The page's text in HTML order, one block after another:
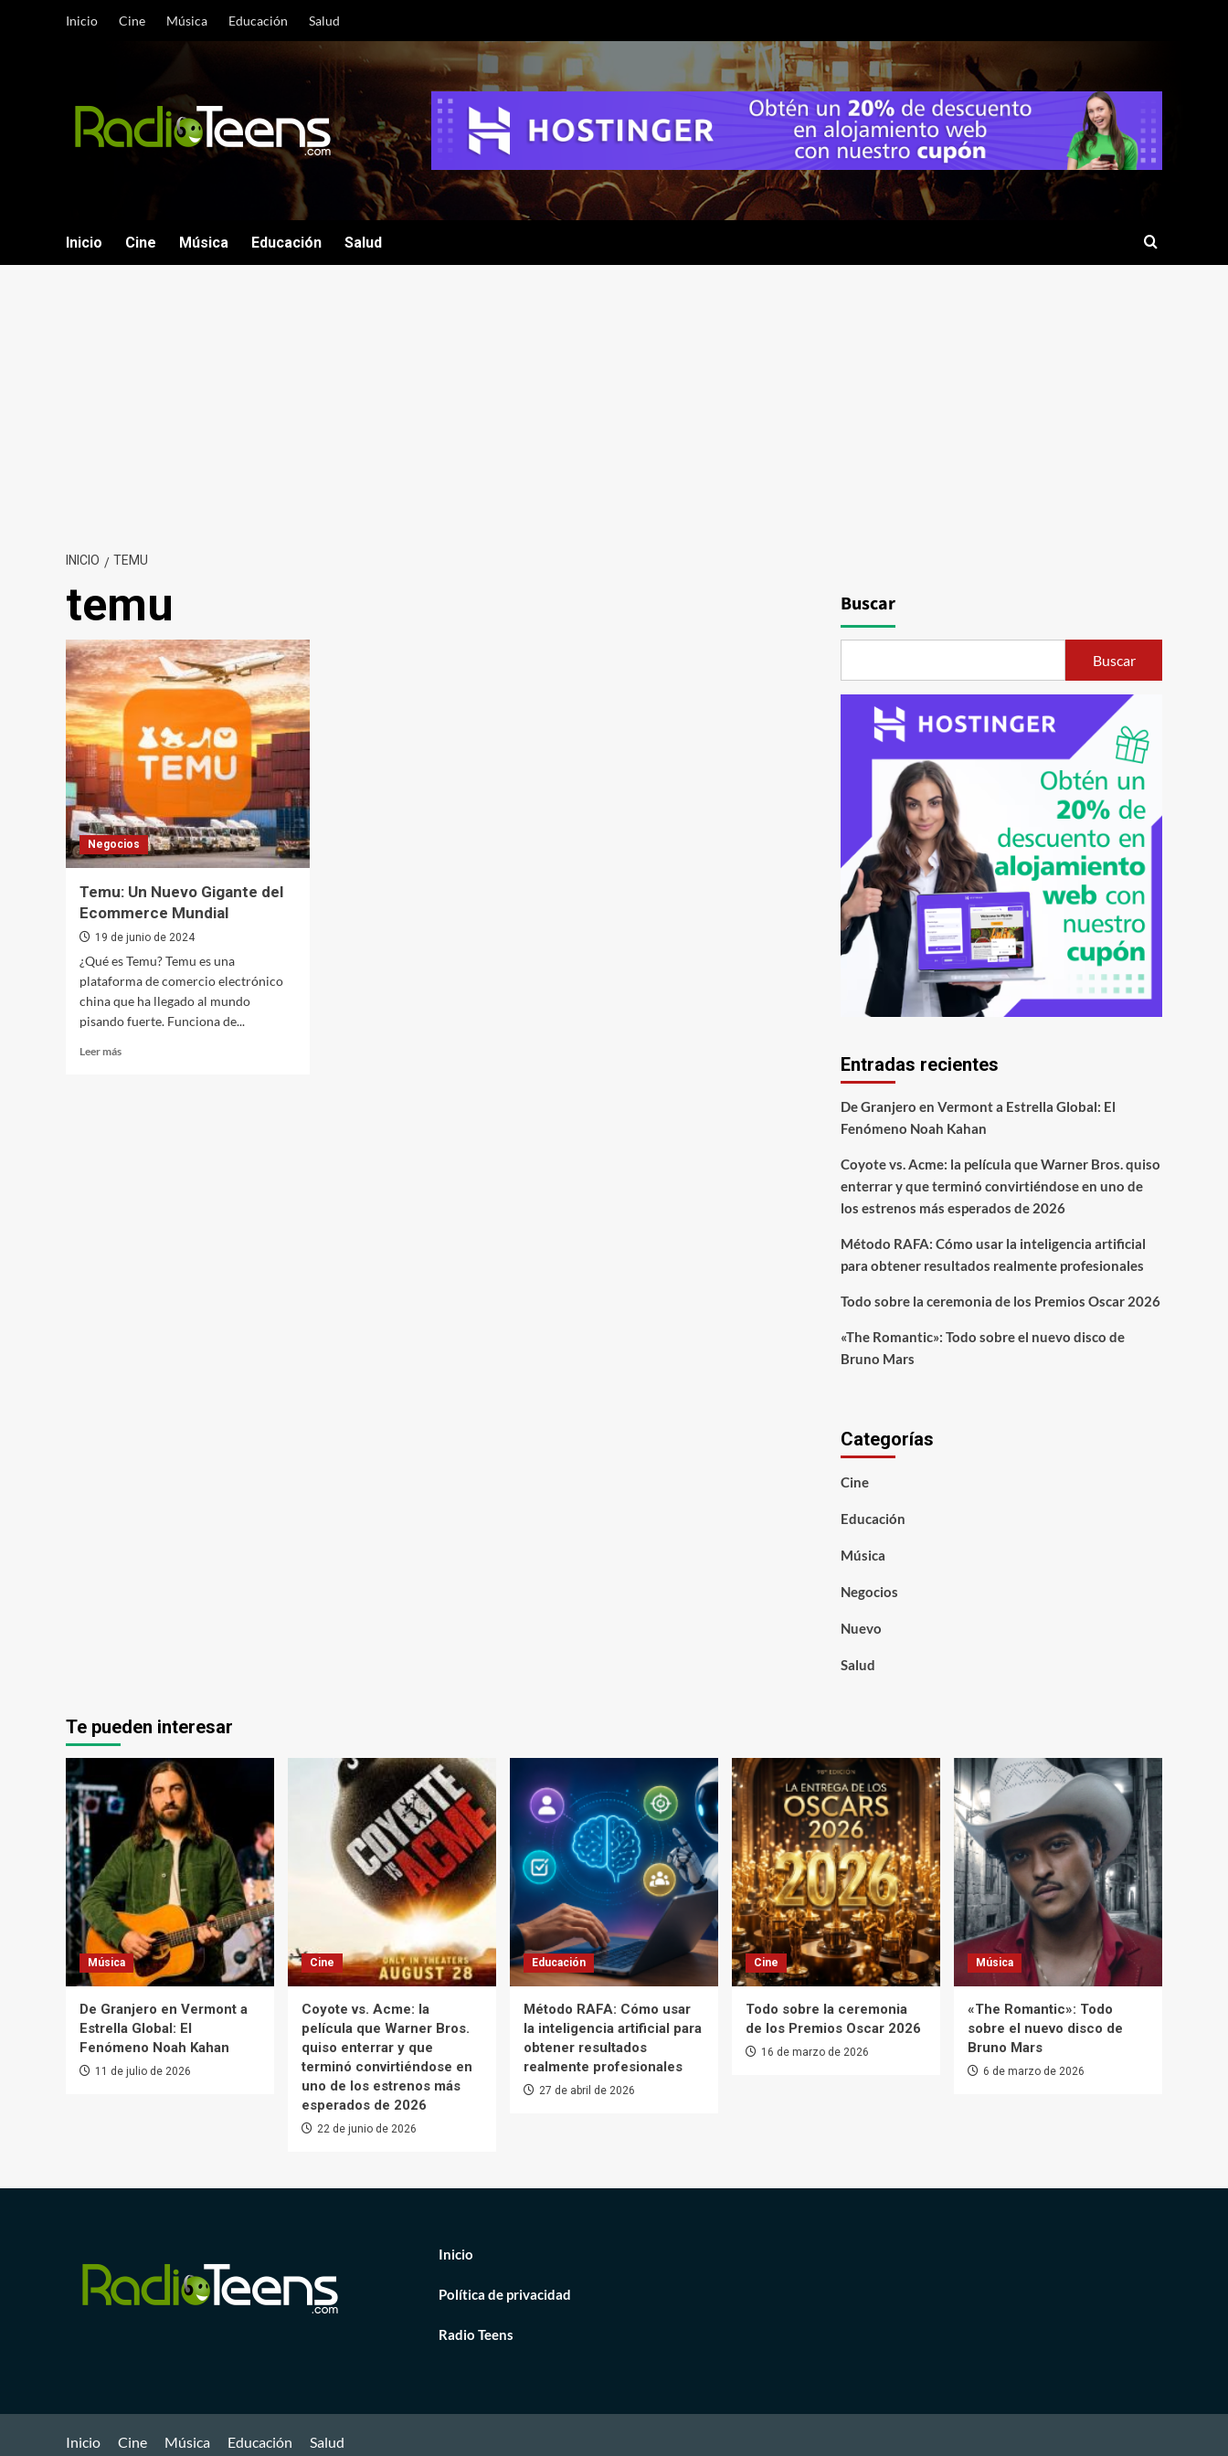
Inicio Cine Música Educación Salud
Inicio Cine Música Educación Salud
INICIO TEMU
temu
Negocios
Temu: Un Nuevo Gigante del
Ecommerce Mundial
19 de junio de 2024
¿Qué es Temu? Temu es una
plataforma de comercio electrónico
china que ha llegado al mundo
pisando fuerte. Funciona de...
Leer másLeer
Buscar
Buscar
Entradas recientes
De Granjero en Vermont a Estrella Global: El
Fenómeno Noah Kahan
Coyote vs. Acme: la película que Warner Bros. quiso
enterrar y que terminó convirtiéndose en uno de
los estrenos más esperados de 2026
Método RAFA: Cómo usar la inteligencia artificial
para obtener resultados realmente profesionales
Todo sobre la ceremonia de los Premios Oscar 2026
«The Romantic»: Todo sobre el nuevo disco de
Bruno Mars
Categorías
Cine
Educación
Música
Negocios
Nuevo
Salud
Te pueden interesar
Música
De Granjero en Vermont a
Estrella Global: El
Fenómeno Noah Kahan
11 de julio de 2026
Cine
Coyote vs. Acme: la
película que Warner Bros.
quiso enterrar y que
terminó convirtiéndose en
uno de los estrenos más
esperados de 2026
22 de junio de 2026
Educación
Método RAFA: Cómo usar
la inteligencia artificial para
obtener resultados
realmente profesionales
27 de abril de 2026
Cine
Todo sobre la ceremonia
de los Premios Oscar 2026
16 de marzo de 2026
Música
«The Romantic»: Todo
sobre el nuevo disco de
Bruno Mars
6 de marzo de 2026
Inicio
Política de privacidad
Radio Teens
Inicio Cine Música Educación Salud